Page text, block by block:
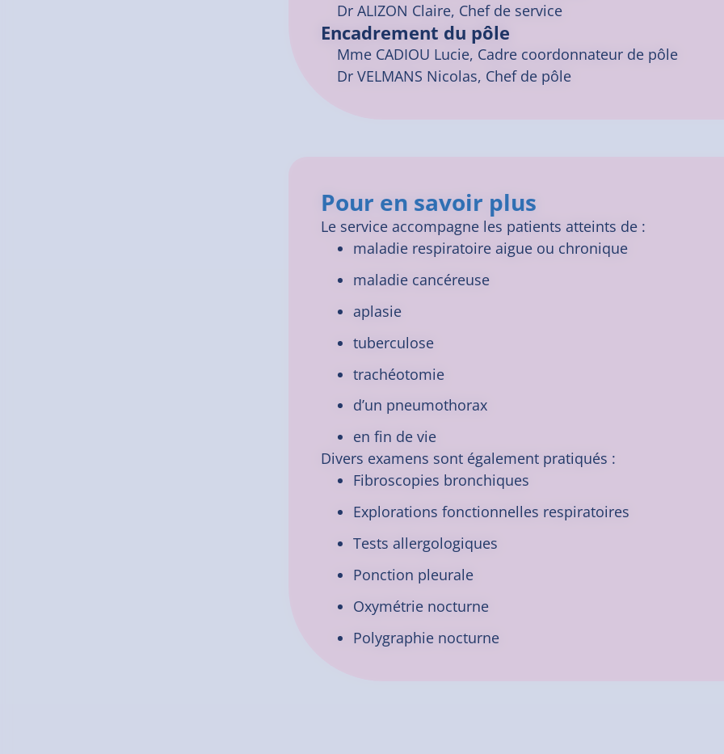
Dr ALIZON Claire, Chef de service
Encadrement du pôle
Mme CADIOU Lucie, Cadre coordonnateur de pôle
Dr VELMANS Nicolas, Chef de pôle
Pour en savoir plus
Le service accompagne les patients atteints de :
maladie respiratoire aigue ou chronique
maladie cancéreuse
aplasie
tuberculose
trachéotomie
d’un pneumothorax
en fin de vie
Divers examens sont également pratiqués :
Fibroscopies bronchiques
Explorations fonctionnelles respiratoires
Tests allergologiques
Ponction pleurale
Oxymétrie nocturne
Polygraphie nocturne